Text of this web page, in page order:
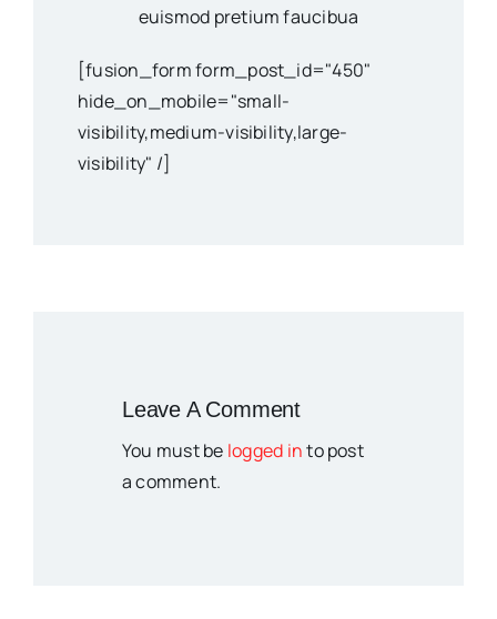
euismod pretium faucibua
[fusion_form form_post_id="450"
hide_on_mobile="small-
visibility,medium-visibility,large-
visibility" /]
Leave A Comment
You must be logged into post
a comment.